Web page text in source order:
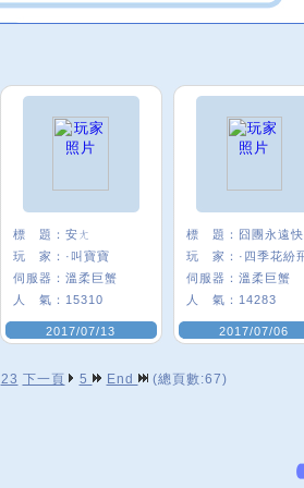
標 題： 安ㄤ
玩 家： ·叫寶寶
伺服器： 溫柔巨蟹
人 氣： 15310
2017/07/13
標 題： 囧團永遠
玩 家： ·四季花紛
伺服器： 溫柔巨蟹
人 氣： 14283
2017/07/06
23 下一頁 5 End (總頁數:67)